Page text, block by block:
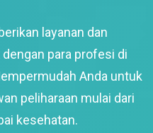
layanan dan
para profesi di
Anda untuk
peliharaan mulai dari
kesehatan.